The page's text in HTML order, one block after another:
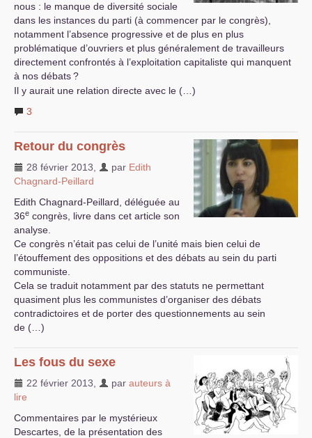
nous : le manque de diversité sociale
dans les instances du parti (à commencer par le congrès),
notamment l’absence progressive et de plus en plus
problématique d’ouvriers et plus généralement de travailleurs
directement confrontés à l’exploitation capitaliste qui manquent
à nos débats?
Il y aurait une relation directe avec le (…)
3
Retour du congrès
28 février 2013 par Edith
Chagnard-Peillard
Edith Chagnard-Peillard, déléguée au
36e congrès, livre dans cet article son
analyse.
Ce congrès n’était pas celui de l’unité mais bien celui de
l’étouffement des oppositions et des débats au sein du parti
communiste.
Cela se traduit notamment par des statuts ne permettant
quasiment plus les communistes d’organiser des débats
contradictoires et de porter des questionnements au sein
de (…)
Les fous du sexe
22 février 2013 par auteurs à
lire
Commentaires par le mystérieux
Descartes, de la présentation des